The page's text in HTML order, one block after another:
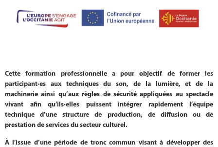
Cette formation professionnelle a pour objectif de former les
participant·es aux techniques du son, de la lumière, et de la
machinerie ainsi qu’aux règles de sécurité appliquées au spectacle
vivant afin qu’ils·elles puissent intégrer rapidement l’équipe
technique d’une structure de production, de diffusion ou de
prestation de services du secteur culturel.
À l’issue d’une période de tronc commun visant à développer des